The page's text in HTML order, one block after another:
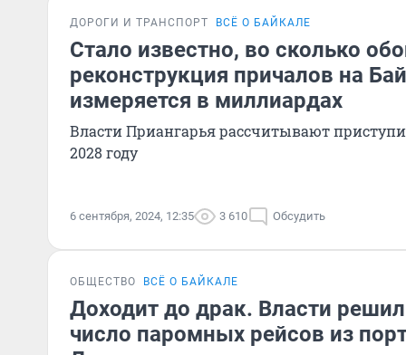
ДОРОГИ И ТРАНСПОРТ ВСЁ О БАЙКАЛЕ
Стало известно, во сколько
реконструкция причалов на
измеряется в миллиардах
Власти Приангарья рассчитывают
2028 году
6 сентября, 2024, 12:35 3 610 Обсудить
ОБЩЕСТВО ВСЁ О БАЙКАЛЕ
Доходит до драк. Власти
число паромных рейсов из